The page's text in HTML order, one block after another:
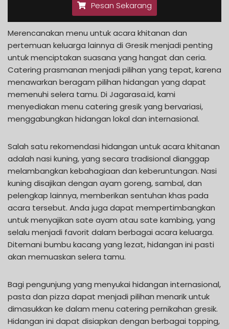
Pesan Sekarang
Merencanakan menu untuk acara khitanan dan
pertemuan keluarga lainnya di Gresik menjadi penting
untuk menciptakan suasana yang hangat dan ceria.
Catering prasmanan menjadi pilihan yang tepat, karena
menawarkan beragam pilihan hidangan yang dapat
memenuhi selera tamu. Di Jagarasa.id, kami
menyediakan menu catering gresik yang bervariasi,
menggabungkan hidangan lokal dan internasional.
Salah satu rekomendasi hidangan untuk acara khitanan
adalah nasi kuning, yang secara tradisional dianggap
melambangkan kebahagiaan dan keberuntungan. Nasi
kuning disajikan dengan ayam goreng, sambal, dan
pelengkap lainnya, memberikan sentuhan khas pada
acara tersebut. Anda juga dapat mempertimbangkan
untuk menyajikan sate ayam atau sate kambing, yang
selalu menjadi favorit dalam berbagai acara keluarga.
Ditemani bumbu kacang yang lezat, hidangan ini pasti
akan memuaskan selera tamu.
Bagi pengunjung yang menyukai hidangan internasional,
pasta dan pizza dapat menjadi pilihan menarik untuk
dimasukkan ke dalam menu catering pernikahan gresik.
Hidangan ini dapat disiapkan dengan berbagai topping,